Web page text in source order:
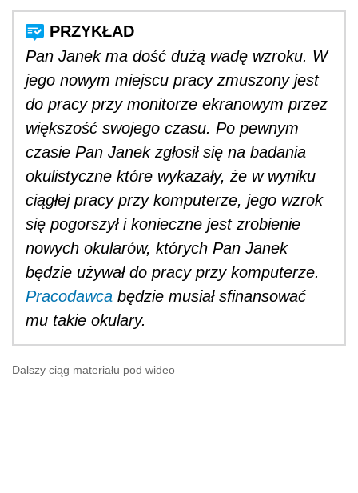
Pan Janek ma dość dużą wadę wzroku. W
jego nowym miejscu pracy zmuszony jest
do pracy przy monitorze ekranowym przez
większość swojego czasu. Po pewnym
czasie Pan Janek zgłosił się na badania
okulistyczne które wykazały, że w wyniku
ciągłej pracy przy komputerze, jego wzrok
się pogorszył i konieczne jest zrobienie
nowych okularów, których Pan Janek
będzie używał do pracy przy komputerze.
Pracodawca będzie musiał sfinansować
mu takie okulary.
Dalszy ciąg materiału pod wideo